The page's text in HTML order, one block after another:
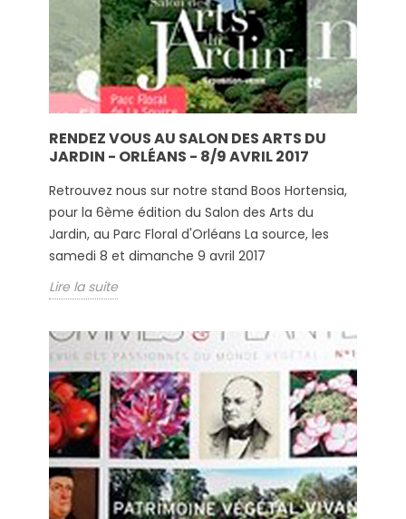
RENDEZ VOUS AU SALON DES ARTS DU
JARDIN - ORLÉANS - 8/9 AVRIL 2017
Retrouvez nous sur notre stand Boos Hortensia,
pour la 6ème édition du Salon des Arts du
Jardin, au Parc Floral d'Orléans La source, les
samedi 8 et dimanche 9 avril 2017
Lire la suite